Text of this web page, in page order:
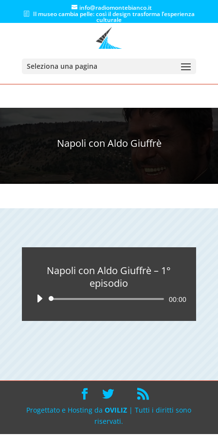
info@radiomontebianco.it
Il museo cambia pelle: così il design trasforma l’esperienza
culturale
Seleziona una pagina
Napoli con Aldo Giuffrè
Napoli con Aldo Giuffrè – 1°
episodio
Audio
00:00
Progettato e Hosting daOVILIZ | Tutti i diritti sono
riservati.